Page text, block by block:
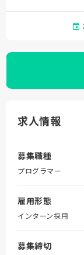
求人情報
募集職種
プログラマー
雇用形態
インターン採用
募集締切